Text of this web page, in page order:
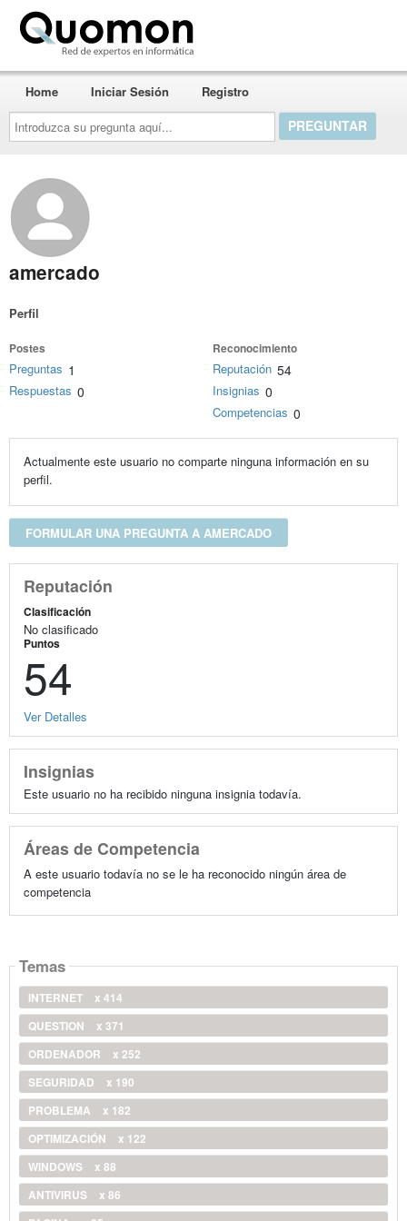
Introduzca
su
pregunta
aquí...
Home Iniciar Sesión Registro
amercado
Perfil
Postes
Preguntas 1
Respuestas 0
Reconocimiento
Reputación 54
Insignias 0
Competencias 0
Actualmente este usuario no comparte ninguna información en su
perfil.
FORMULAR UNA PREGUNTA A AMERCADO
Reputación
Clasificación
No clasificado
Puntos
54
Ver Detalles
Insignias
Este usuario no ha recibido ninguna insignia todavía.
Áreas de Competencia
A este usuario todavía no se le ha reconocido ningún área de
competencia
Temas
INTERNET
x 414
QUESTION
x 371
ORDENADOR
x 252
SEGURIDAD
x 190
PROBLEMA
x 182
OPTIMIZACIÓN
x 122
WINDOWS
x 88
ANTIVIRUS
x 86